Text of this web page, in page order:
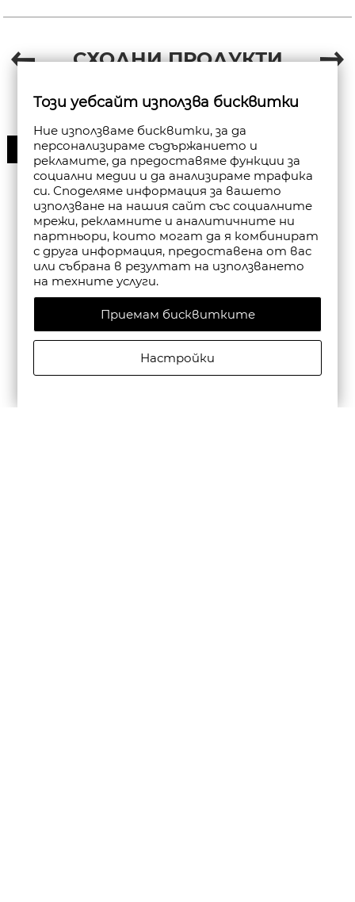
СХОДНИ ПРОДУКТИ
30%
Този уебсайт използва бисквитки
Ние използваме бисквитки, за да
персонализираме съдържанието и
рекламите, да предоставяме функции за
социални медии и да анализираме трафика
си. Споделяме информация за вашето
използване на нашия сайт със социалните
мрежи, рекламните и аналитичните ни
партньори, които могат да я комбинират
с друга информация, предоставена от вас
или събрана в резултат на използването
на техните услуги.
Приемам бисквитките
Настройки